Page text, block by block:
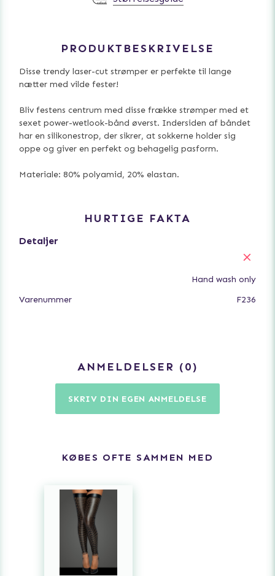
PRODUKTBESKRIVELSE
Disse trendy laser-cut strømper er perfekte til lange
nætter med vilde fester!
Bliv festens centrum med disse frække strømper med et
sexet power-wetlook-bånd øverst. Indersiden af båndet
har en silikonestrop, der sikrer, at sokkerne holder sig
oppe og giver en perfekt og behagelig pasform.
Materiale: 80% polyamid, 20% elastan.
HURTIGE FAKTA
Detaljer
Hand wash only
Varenummer
F236
ANMELDELSER 0
SKRIV DIN EGEN ANMELDELSE
KØBES OFTE SAMMEN MED